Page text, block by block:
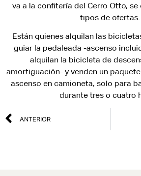
va a la confitería del Cerro Otto,
tipos de ofertas.
Están quienes alquilan las
guiar la pedaleada -ascenso
alquilan la bicicleta de
amortiguación- y venden un
ascenso en camioneta, solo para
durante tres o cuatro
ANTERIOR